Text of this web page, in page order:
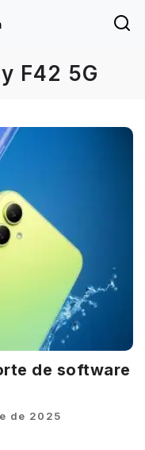
F42 5G
de software
de 2025